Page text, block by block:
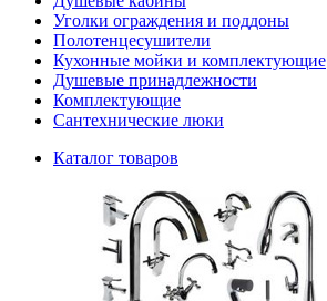
Уголки ограждения и поддоны
Полотенцесушители
Кухонные мойки и комплектующие
Душевые принадлежности
Комплектующие
Сантехнические люки
Каталог товаров